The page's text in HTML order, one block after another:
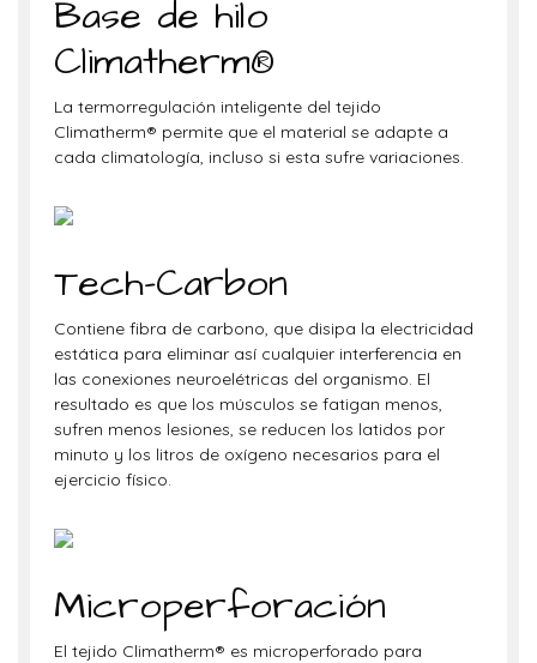
Base de hilo
Climatherm®
La termorregulación inteligente del tejido
Climatherm® permite que el material se adapte a
cada climatología, incluso si esta sufre variaciones.
Tech-Carbon
Contiene fibra de carbono, que disipa la electricidad
estática para eliminar así cualquier interferencia en
las conexiones neuroelétricas del organismo. El
resultado es que los músculos se fatigan menos,
sufren menos lesiones, se reducen los latidos por
minuto y los litros de oxígeno necesarios para el
ejercicio físico.
Microperforación
El tejido Climatherm® es microperforado para